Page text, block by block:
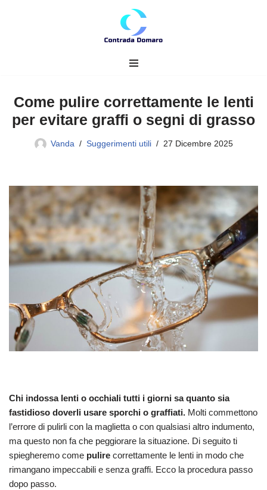
Come pulire correttamente le lenti
per evitare graffi o segni di grasso
Vanda Suggerimenti utili 27 Dicembre 2025
Chi indossa lenti o occhiali tutti i giorni sa quanto sia
fastidioso doverli usare sporchi o graffiati. Molti commettono
l’errore di pulirli con la maglietta o con qualsiasi altro indumento,
ma questo non fa che peggiorare la situazione. Di seguito ti
spiegheremo come pulire correttamente le lenti in modo che
rimangano impeccabili e senza graffi. Ecco la procedura passo
dopo passo.